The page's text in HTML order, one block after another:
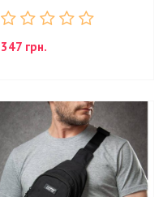
347 грн.